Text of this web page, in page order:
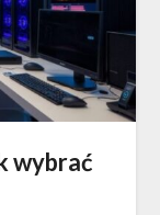
wybrać